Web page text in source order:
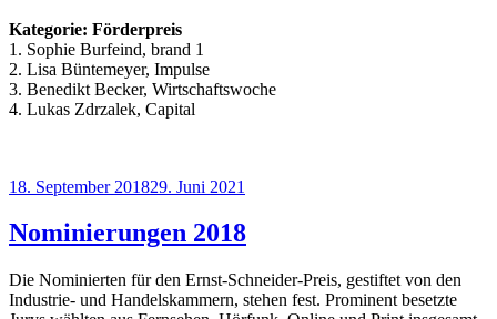
Kategorie: Förderpreis
1. Sophie Burfeind, brand 1
2. Lisa Büntemeyer, Impulse
3. Benedikt Becker, Wirtschaftswoche
4. Lukas Zdrzalek, Capital
Veröffentlicht
18. September 201829. Juni 2021
Nominierungen 2018
Die Nominierten für den Ernst-Schneider-Preis, gestiftet von den
Industrie- und Handelskammern, stehen fest. Prominent besetzte